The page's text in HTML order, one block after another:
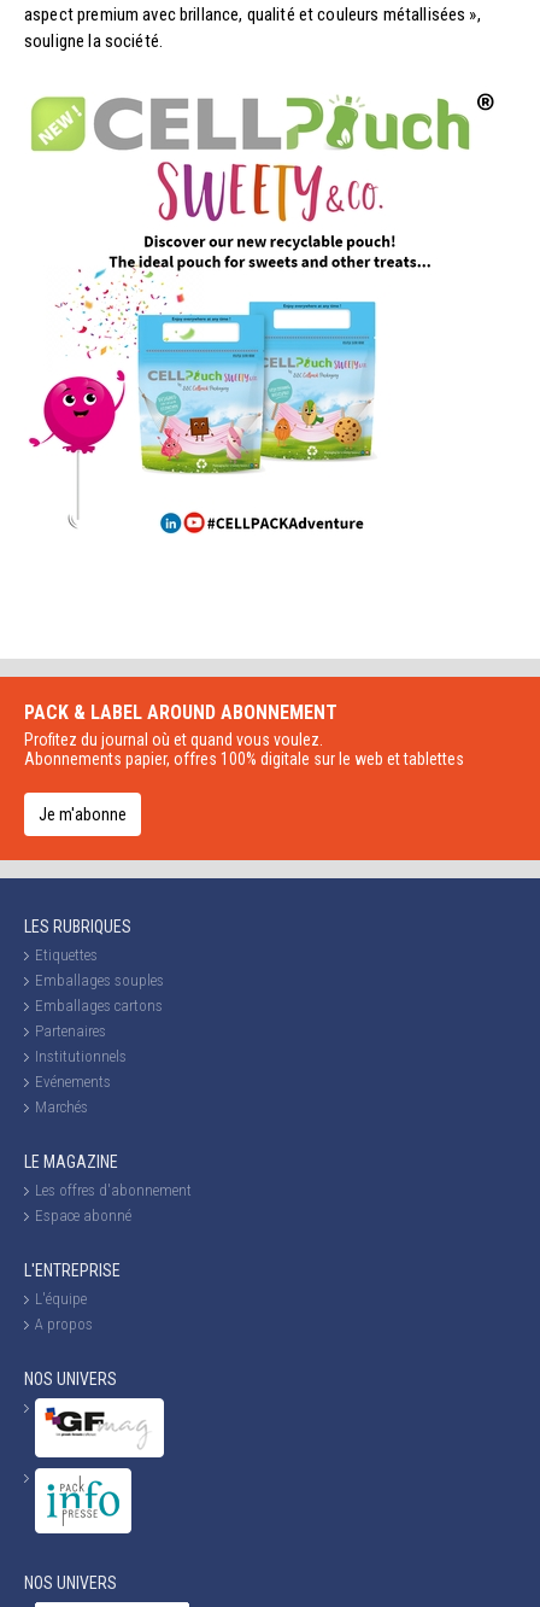
aspect premium avec brillance, qualité et couleurs métallisées »,
souligne la société.
PACK & LABEL AROUND ABONNEMENT
Profitez du journal où et quand vous voulez.
Abonnements papier, offres 100% digitale sur le web et tablettes
Je m'abonne
LES RUBRIQUES
Etiquettes
Emballages souples
Emballages cartons
Partenaires
Institutionnels
Evénements
Marchés
LE MAGAZINE
Les offres d'abonnement
Espace abonné
L'ENTREPRISE
L'équipe
A propos
NOS UNIVERS
NOS UNIVERS